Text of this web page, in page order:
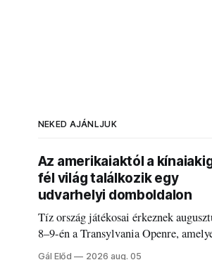
NEKED AJÁNLJUK
Az amerikaiaktól a
fél világ találkozik egy
udvarhelyi domboldalon
Tíz ország játékosai érkeznek
8–9-én a Transylvania Openre,
Románia legrégebben működő állandó
Gál Előd 2026 aug. 05